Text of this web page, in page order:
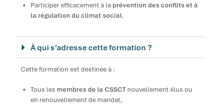
Participer efficacement à la prévention des conflits et à
la régulation du climat social.
À qui s’adresse cette formation ?
Cette formation est destinée à :
Tous les membres de la CSSCT nouvellement élus ou
en renouvellement de mandat,